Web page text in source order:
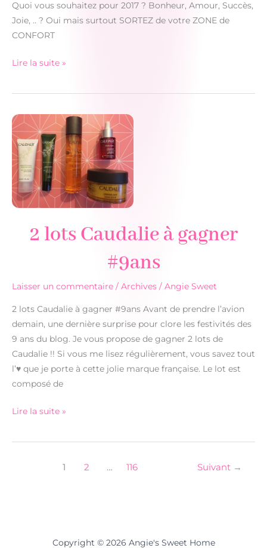
Quoi vous souhaitez pour 2017 ? Bonheur, Amour, Succès,
Joie, .. ? Oui mais surtout SORTEZ de votre ZONE de
CONFORT
Last
..
Lire la suite »
2 lots Caudalie à gagner
#9ans
Laisser un commentaire / Archives / Angie Sweet
2 lots Caudalie à gagner #9ans Avant de prendre l’avion
demain, une dernière surprise pour clore les festivités des
9 ans du blog. Je vous propose de gagner 2 lots de
Caudalie !! Si vous me lisez régulièrement, vous savez tout
l’♥ que je porte à cette jolie marque française. Le lot est
composé de
2
Caudalie
Lire la suite »
1 2 … 116 Suivant →
Copyright © 2026 Angie's Sweet Home